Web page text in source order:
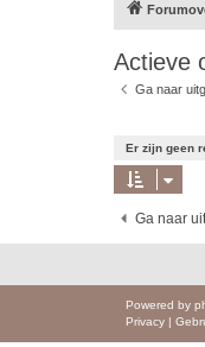
Actieve
Ga naar
Er zijn geen
Ga naar
Powered by
Privacy